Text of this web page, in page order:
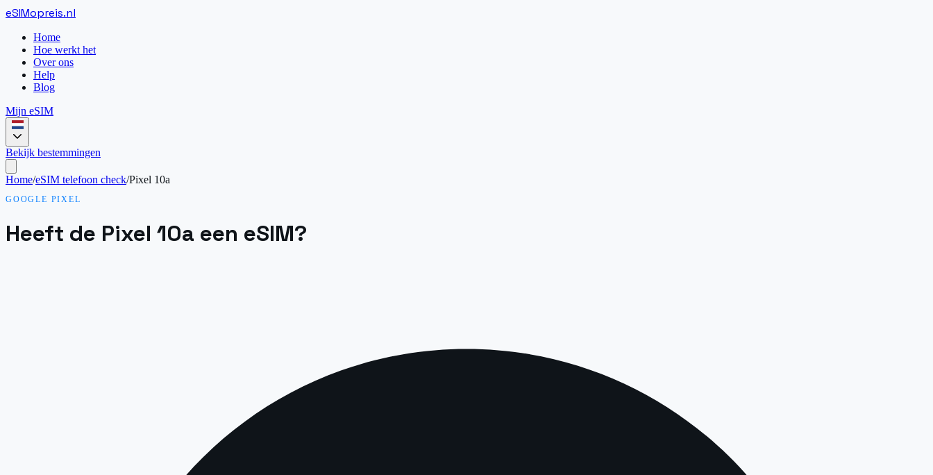
eSIMopreis.nl
Home
Hoe werkt het
Over ons
Help
Blog
Mijn eSIM
Bekijk bestemmingen
Home/eSIM telefoon check/Pixel 10a
GOOGLE PIXEL
Heeft de Pixel 10a een eSIM?